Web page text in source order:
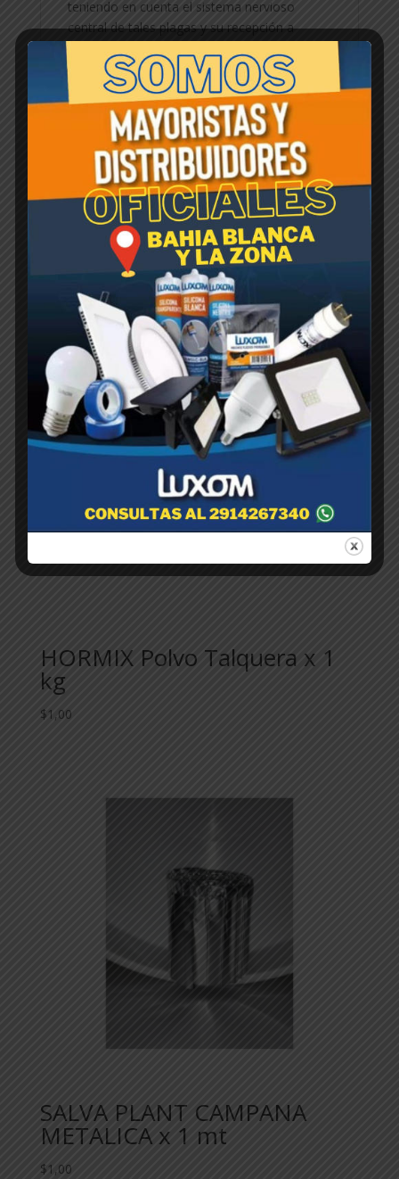
teniendo en cuenta el sistema nervioso
central de tales plagas y su recepción a
modificador de conducta que actua como
repulsivo (expulsivo de acción inmediata), en
casos de querer desalojo inmediato de algún
intersticio o vació estructural y como
repelente (preventivo residual), en caso de
requerir que la plaga no ingrese a un
determinado lugar.
Productos relacionados
HORMIX Polvo Talquera x 1
kg
$1,00
SALVA PLANT CAMPANA
METALICA x 1 mt
$1,00